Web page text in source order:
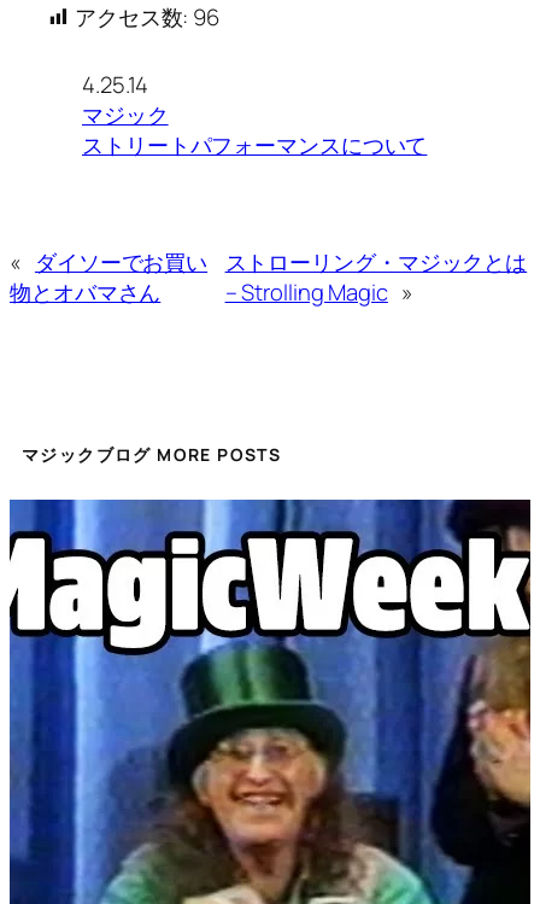
アクセス数: 96
4.25.14
マジック
ストリートパフォーマンスについて
« ダイソーでお買い
物とオバマさん
ストローリング・マジックとは
– Strolling Magic »
マジックブログ MORE POSTS